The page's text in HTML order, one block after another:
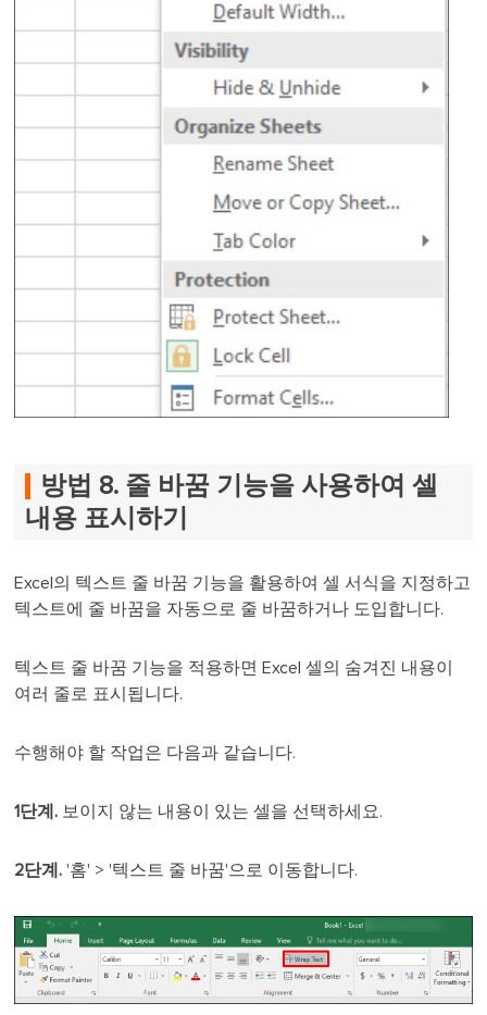
방법 8. 줄 바꿈 기능을 사용하여 셀
내용 표시하기
Excel의 텍스트 줄 바꿈 기능을 활용하여 셀 서식을 지정하고
텍스트에 줄 바꿈을 자동으로 줄 바꿈하거나 도입합니다.
텍스트 줄 바꿈 기능을 적용하면 Excel 셀의 숨겨진 내용이
여러 줄로 표시됩니다.
수행해야 할 작업은 다음과 같습니다.
1단계. 보이지 않는 내용이 있는 셀을 선택하세요.
2단계. '홈' > '텍스트 줄 바꿈'으로 이동합니다.